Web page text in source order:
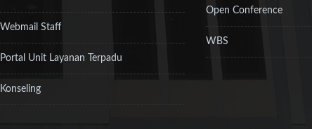
Webmail Staff
Portal Unit Layanan Terpadu
Konseling
Open Conference
WBS